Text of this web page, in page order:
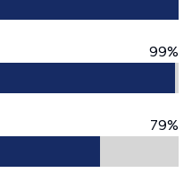
99%
79%